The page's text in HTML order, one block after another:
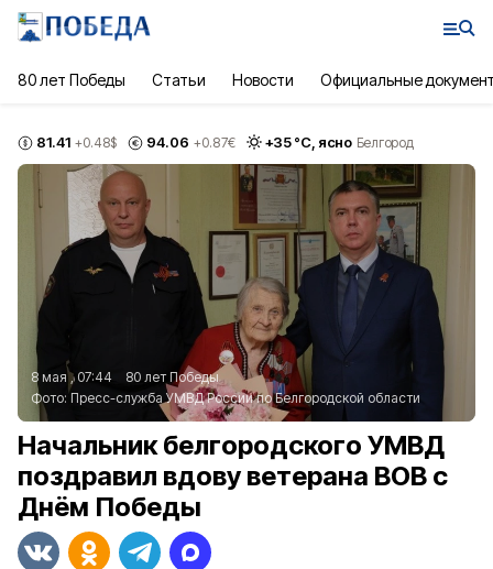
80 лет Победы Статьи Новости Официальные
81.41 +0.48$ 94.06 +0.87€ +35°С, ясно Белгород
8 мая , 07:44
80 лет Победы
Фото: Пресс-служба УМВД России по Белгородской области
Начальник белгородского УМВД
поздравил вдову ветерана ВОВ с
Днём Победы